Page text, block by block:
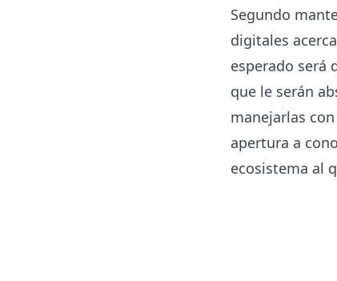
Segundo
digitales
esperado será
que le serán
manejarlas
apertura a
ecosistema al